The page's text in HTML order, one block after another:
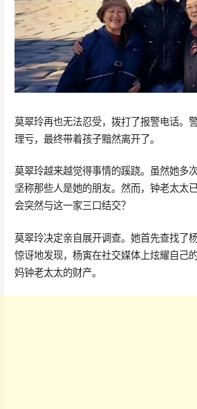
莫翠玲再也无法忍受，拨打了报警电话。
理亏，最终带着孩子黯然离开了。
莫翠玲越来越觉得事情的蹊跷。虽然她多
坚称那些人是她的朋友。然而，钟老太太
会突然与这一家三口结交？
莫翠玲决定亲自展开调查。她首先查找了
惊讶地发现，杨寅在社交媒体上炫耀自己
妈钟老太太的财产。